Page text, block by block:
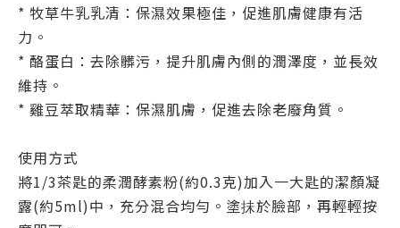
* 牧草牛乳乳清：保濕效果極佳，促進肌膚健康有活
力。
* 酪蛋白：去除髒污，提升肌膚內側的潤澤度，並長效
維持。
* 雞豆萃取精華：保濕肌膚，促進去除老廢角質。
使用方式
將1/3茶匙的柔潤酵素粉(約0.3克)加入一大匙的潔顏凝
露(約5ml)中，充分混合均勻。塗抺於臉部，再輕輕按